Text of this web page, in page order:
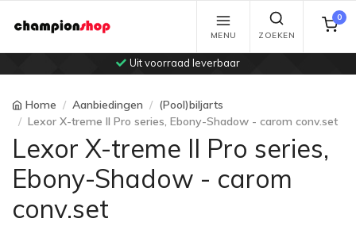
Uit voorraad leverbaar
MENU ZOEKEN
0
Home Aanbiedingen
(Pool)biljarts
Lexor X-treme II Pro series, Ebony-Shadow - carom conv.set
Lexor X-treme II Pro series,
Ebony-Shadow - carom
conv.set